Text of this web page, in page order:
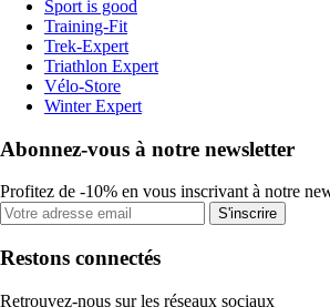
Sport is good
Training-Fit
Trek-Expert
Triathlon Expert
Vélo-Store
Winter Expert
Abonnez-vous à notre newsletter
Profitez de -10% en vous inscrivant à notre
S'inscrire
Restons connectés
Retrouvez-nous sur les réseaux sociaux